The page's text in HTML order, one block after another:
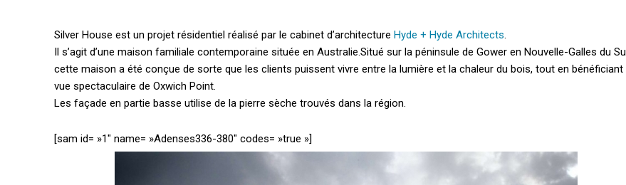
Silver House est un projet résidentiel réalisé par le cabinet d’architecture Hyde + Hyde Architects.
Il s’agit d’une maison familiale contemporaine située en Australie.Situé sur la péninsule de Gower en Nouvelle-Galles du
cette maison a été conçue de sorte que les clients puissent vivre entre la lumière et la chaleur du bois, tout en bénéficiant
vue spectaculaire de Oxwich Point.
Les façade en partie basse utilise de la pierre sèche trouvés dans la région.
[sam id= »1″ name= »Adenses336-380″ codes= »true »]